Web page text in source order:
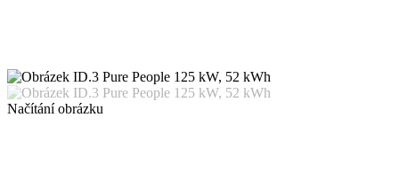
Načítání obrázku